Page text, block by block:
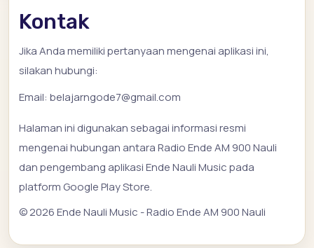
Kontak
Jika Anda memiliki pertanyaan mengenai aplikasi ini,
silakan hubungi:
Email: belajarngode7@gmail.com
Halaman ini digunakan sebagai informasi resmi
mengenai hubungan antara Radio Ende AM 900 Nauli
dan pengembang aplikasi Ende Nauli Music pada
platform Google Play Store.
© 2026 Ende Nauli Music - Radio Ende AM 900 Nauli